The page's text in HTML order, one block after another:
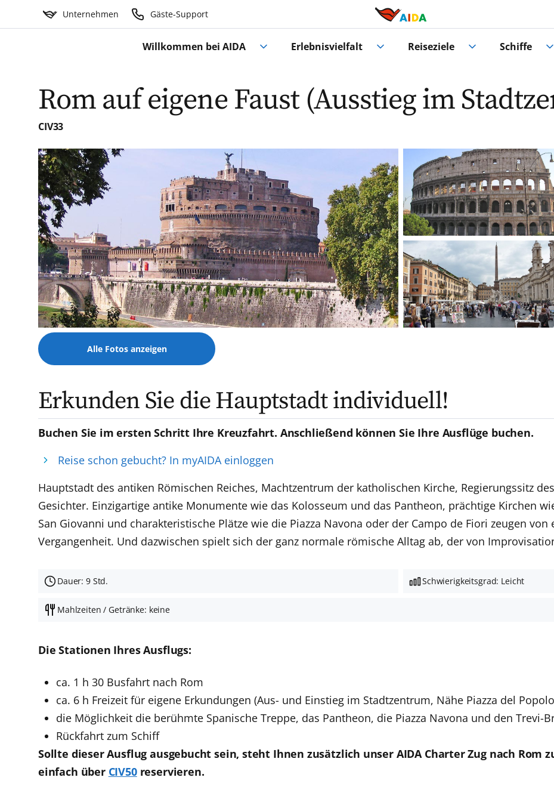
Unternehmen Gäste-Support
Willkommen bei AIDA Erlebnisvielfalt Reiseziele Schiffe
Rom auf eigene Faust (Ausstieg im
CIV33
Alle Fotos anzeigen
Erkunden Sie die Hauptstadt individuell!
Buchen Sie im ersten Schritt Ihre Kreuzfahrt. Anschließend können Sie Ihre Ausflüge buchen.
Reise schon gebucht? In myAIDA einloggen
Hauptstadt des antiken Römischen Reiches, Machtzentrum der katholischen Kirche, Regierungssitz
Gesichter. Einzigartige antike Monumente wie das Kolosseum und das Pantheon, prächtige Kirchen
San Giovanni und charakteristische Plätze wie die Piazza Navona oder der Campo de Fiori zeugen
Vergangenheit. Und dazwischen spielt sich der ganz normale römische Alltag ab, der von
Dauer: 9 Std. Schwierigkeitsgrad: Leicht
Mahlzeiten / Getränke: keine
Die Stationen Ihres Ausflugs:
ca. 1 h 30 Busfahrt nach Rom
ca. 6 h Freizeit für eigene Erkundungen (Aus- und Einstieg im Stadtzentrum, Nähe Piazza del
die Möglichkeit die berühmte Spanische Treppe, das Pantheon, die Piazza Navona und den Trevi-
Rückfahrt zum Schiff
Sollte dieser Ausflug ausgebucht sein, steht Ihnen zusätzlich unser AIDA Charter Zug nach Rom
einfach über CIV50reservieren.